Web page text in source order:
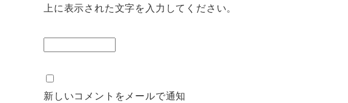
上に表示された文字を入力してください。
新しいコメントをメールで通知